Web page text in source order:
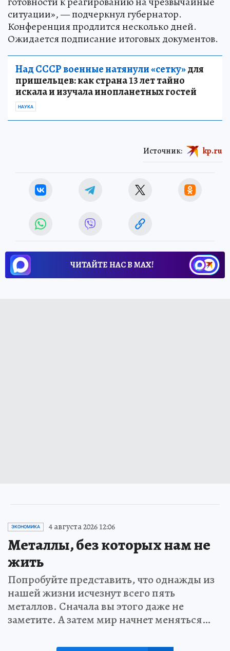
ситуации», — подчеркнул губернатор.
Конференция продлится несколько дней.
Ожидается подписание итоговых документов.
Над СССР военные натянули «сетку»для
пришельцев: как страна 13 лет тайно
искала и изучала инопланетных гостей
НАУКА
Источник: kp.ru
ЧИТАЙТЕ НАС В МАХ!
ЭКОНОМИКА 4 августа 2026 12:06
Металлы, без которых нам не
жить
Попробуйте представить, что однажды из
нашей жизни исчезнут всего пять
металлов. Сначала вы этого даже не
заметите. А затем мир начнет меняться…